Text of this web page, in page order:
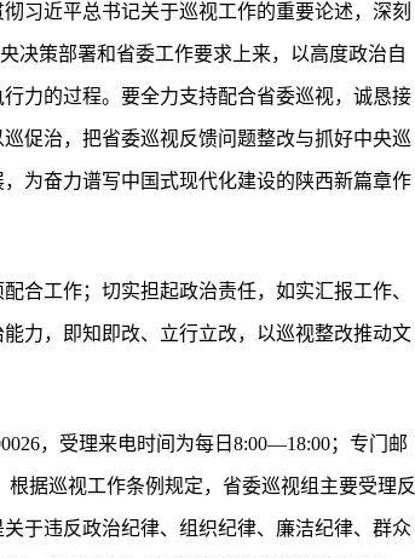
习近平总书记关于巡视工作的重要论述，深刻
决策部署和省委工作要求上来，以高度政治自
力的过程。要全力支持配合省委巡视，诚恳接
促治，把省委巡视反馈问题整改与抓好中央巡
为奋力谱写中国式现代化建设的陕西新篇章作
合工作；切实担起政治责任，如实汇报工作、
力，即知即改、立行立改，以巡视整改推动文
，受理来电时间为每日8:00—18:00；专门邮
据巡视工作条例规定，省委巡视组主要受理反
于违反政治纪律、组织纪律、廉洁纪律、群众